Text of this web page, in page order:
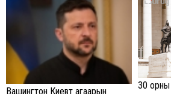
Вашингтон Киевт агаарын
30